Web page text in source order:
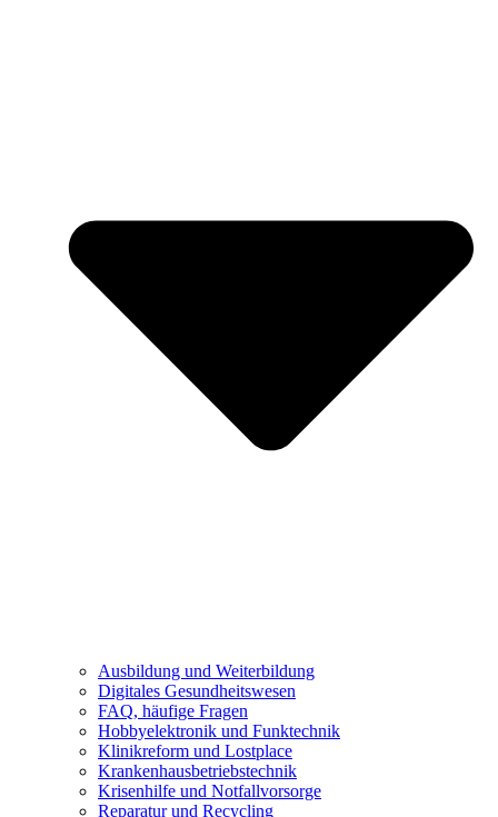
Ausbildung und Weiterbildung
Digitales Gesundheitswesen
FAQ, häufige Fragen
Hobbyelektronik und Funktechnik
Klinikreform und Lostplace
Krankenhausbetriebstechnik
Krisenhilfe und Notfallvorsorge
Reparatur und Recycling